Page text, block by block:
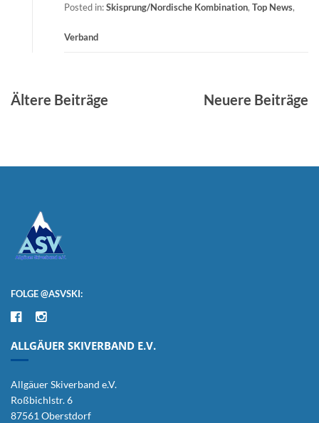
Posted in:Skisprung/Nordische Kombination, Top News,
Verband
Beitragsnavigation
Ältere Beiträge Neuere Beiträge
FOLGE @ASVSKI:
ALLGÄUER SKIVERBAND E.V.
Allgäuer Skiverband e.V.
Roßbichlstr. 6
87561 Oberstdorf